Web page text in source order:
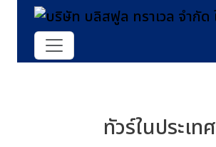
ทัวร์ในประเทศ